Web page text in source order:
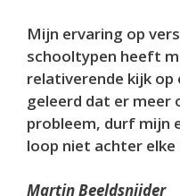
Mijn ervaring op
schooltypen heeft
relativerende kijk op
geleerd dat er meer
probleem, durf mijn
loop niet achter elke
Martin Beeldsnijder